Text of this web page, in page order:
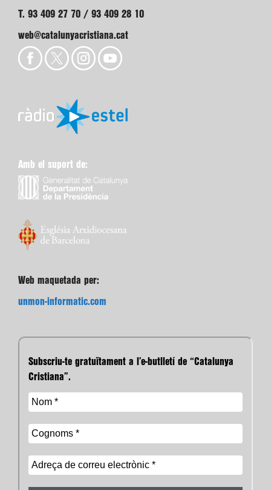
T. 93 409 27 70 / 93 409 28 10
web@catalunyacristiana.cat
Amb el suport de:
Web maquetada per:
unmon-informatic.com
Subscriu-te gratuïtament a l’e-butlletí de “Catalunya
Cristiana”.